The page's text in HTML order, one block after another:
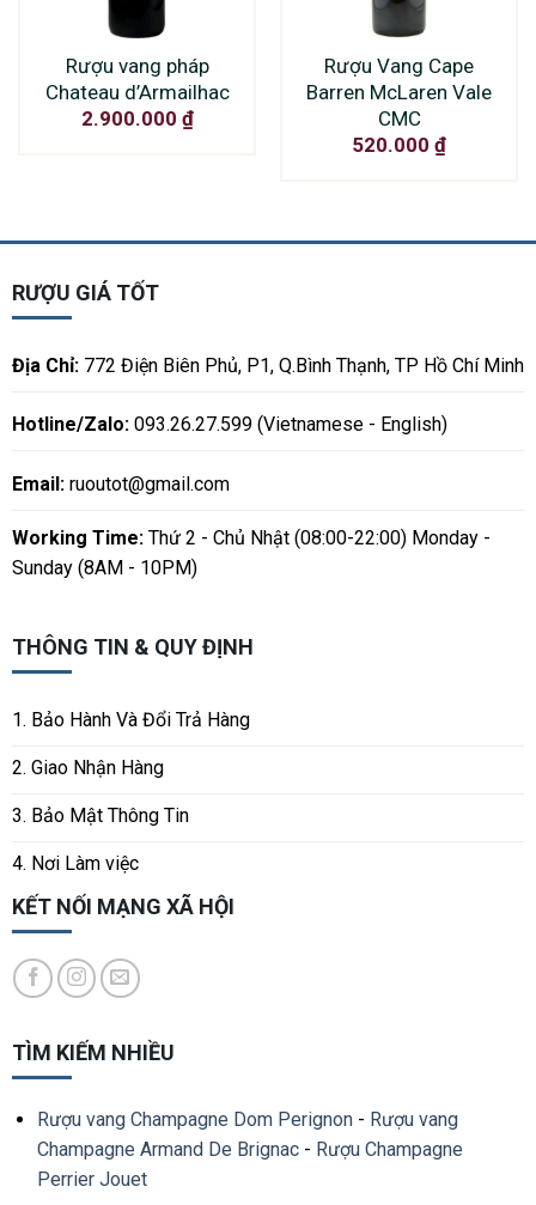
Rượu vang pháp
Chateau d’Armailhac
2.900.000 ₫
Rượu Vang Cape
Barren McLaren Vale
CMC
520.000 ₫
RƯỢU GIÁ TỐT
Địa Chỉ:772 Điện Biên Phủ, P1, Q.Bình Thạnh, TP Hồ Chí Minh
Hotline/Zalo:093.26.27.599 (Vietnamese - English)
Email: ruoutot@gmail.com
Working Time:Thứ 2 - Chủ Nhật (08:00-22:00) Monday -
Sunday (8AM - 10PM)
THÔNG TIN & QUY ĐỊNH
1. Bảo Hành Và Đổi Trả Hàng
2. Giao Nhận Hàng
3. Bảo Mật Thông Tin
4. Nơi Làm việc
KẾT NỐI MẠNG XÃ HỘI
TÌM KIẾM NHIỀU
Rượu vang Champagne Dom Perignon- Rượu vang
Champagne Armand De Brignac- Rượu Champagne
Perrier Jouet